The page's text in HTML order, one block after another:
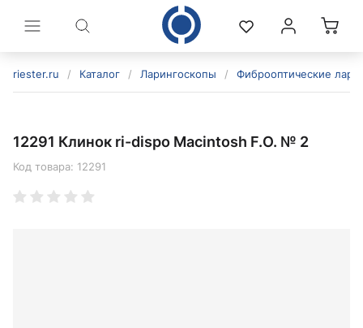
riester.ru / Каталог / Ларингоскопы / Фиброоптические
12291 Клинок ri-dispo Macintosh F.O. № 2
Код товара: 12291